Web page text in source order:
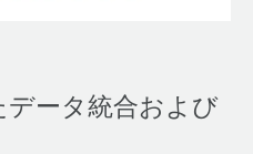
データ統合および